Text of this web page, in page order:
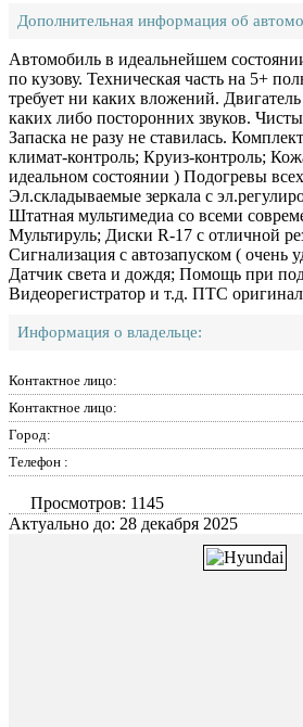
Дополнительная информация об
Автомобиль в идеальнейшем
по кузову. Техническая часть на 5+
требует ни каких вложений. Двигатель
каких либо посторонних звуков.
Запаска не разу не ставилась.
климат-контроль; Круиз-контроль;
идеальном состоянии ) Подогревы
Эл.складываемые зеркала с
Штатная мультимедиа со всеми
Мультируль; Диски R-17 с отличной
Сигнализация с автозапуском ( очень
Датчик света и дождя; Помощь при
Видеорегистратор и т.д. ПТС
Информация о владельце:
Контактное лицо:
Контактное лицо:
Город:
Телефон :
Просмотров: 1145
Актуально до: 28 декабря 2025